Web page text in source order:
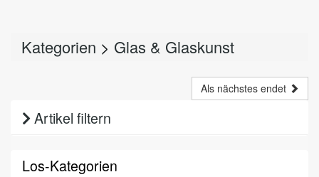
Kategorien > Glas & Glaskunst
Als nächstes endet
Artikel filtern
Los-Kategorien